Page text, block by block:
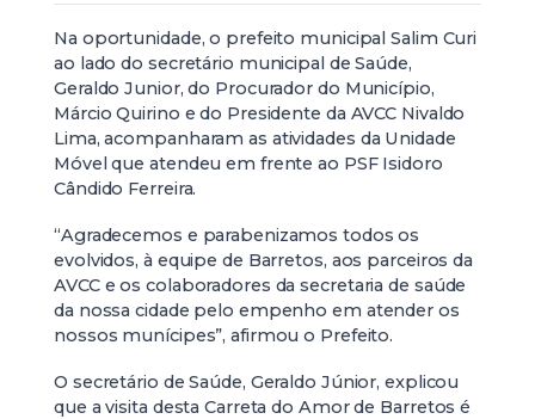
Na oportunidade, o prefeito municipal Salim Curi
ao lado do secretário municipal de Saúde,
Geraldo Junior, do Procurador do Município,
Márcio Quirino e do Presidente da AVCC Nivaldo
Lima, acompanharam as atividades da Unidade
Móvel que atendeu em frente ao PSF Isidoro
Cândido Ferreira.
“Agradecemos e parabenizamos todos os
evolvidos, à equipe de Barretos, aos parceiros da
AVCC e os colaboradores da secretaria de saúde
da nossa cidade pelo empenho em atender os
nossos munícipes”, afirmou o Prefeito.
O secretário de Saúde, Geraldo Júnior, explicou
que a visita desta Carreta do Amor de Barretos é